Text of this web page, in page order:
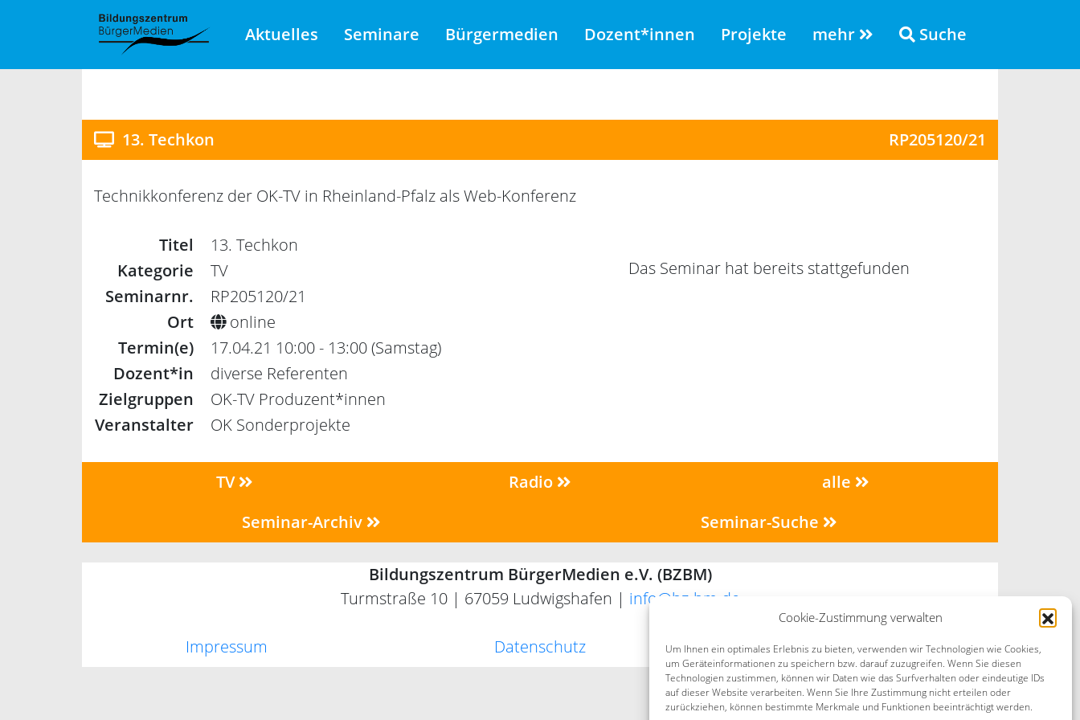
Cookie-Zustimmung verwalten
Um Ihnen ein optimales Erlebnis zu bieten, verwenden wir Technologien wie Cookies,
um Geräteinformationen zu speichern bzw. darauf zuzugreifen. Wenn Sie diesen
Technologien zustimmen, können wir Daten wie das Surfverhalten oder eindeutige IDs
auf dieser Website verarbeiten. Wenn Sie Ihre Zustimmung nicht erteilen oder
zurückziehen, können bestimmte Merkmale und Funktionen beeinträchtigt werden.
Aktuelles Seminare Bürgermedien Dozent*innen Projekte mehr Suche
13. Techkon RP205120/21
Technikkonferenz der OK-TV in Rheinland-Pfalz als Web-Konferenz
Titel
13. Techkon
Kategorie
TV
Seminarnr.
RP205120/21
Ort
online
Termin(e)
17.04.21 10:00 - 13:00 (Samstag)
Dozent*in
diverse Referenten
Zielgruppen
OK-TV Produzent*innen
Veranstalter
OK Sonderprojekte
Das Seminar hat bereits stattgefunden
TV Radio
alle
Seminar-Archiv
Seminar-Suche
Bildungszentrum BürgerMedien e.V. (BZBM)
Turmstraße 10 | 67059 Ludwigshafen | info@bz-bm.de
Impressum Datenschutz Kontakt